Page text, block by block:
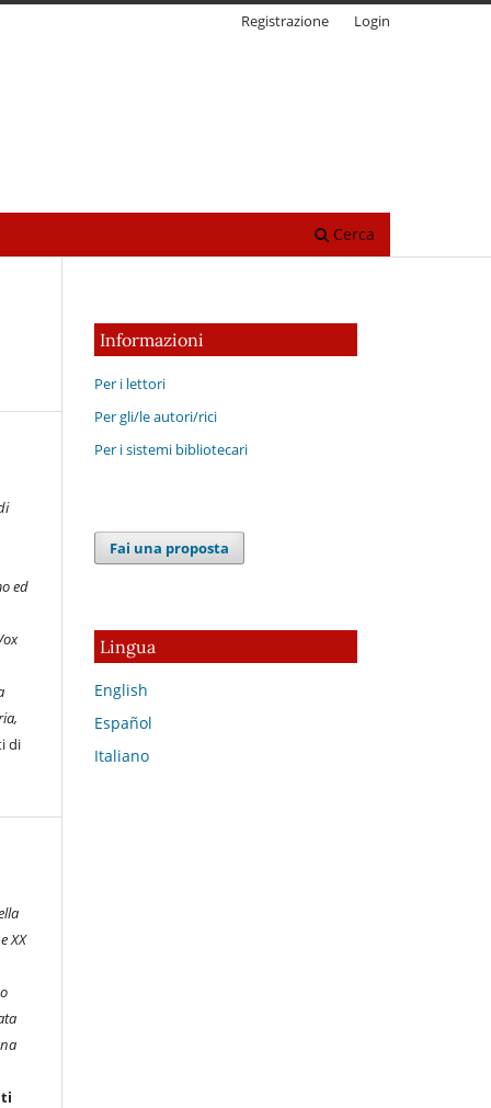
Cerca
Registrazione Login
ed
di
XX
Informazioni
Per i lettori
Per gli/le autori/rici
Per i sistemi bibliotecari
Fai una proposta
Lingua
English
Español
Italiano